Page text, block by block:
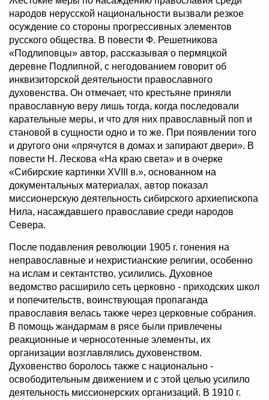
народов нерусской национальности вызвали резкое
осуждение со стороны прогрессивных элементов
русского общества. В повести Ф. Решетникова
«Подлиповцы» автор, рассказывая о пермяцкой
деревне Подлипной, с негодованием говорит об
инквизиторской деятельности православного
духовенства. Он отмечает, что крестьяне приняли
православную веру лишь тогда, когда последовали
карательные меры, и что для них православный поп и
становой в сущности одно и то же. При появлении того
и другого они «прячутся в домах и запирают двери». В
повести Н. Лескова «На краю света» и в очерке
«Сибирские картинки XVIII в.», основанном на
документальных материалах, автор показал
миссионерскую деятельность сибирского архиепископа
Нила, насаждавшего православие среди народов
Севера.
После подавления революции 1905 г. гонения на
неправославные и нехристианские религии, особенно
на ислам и сектантство, усилились. Духовное
ведомство расширило сеть церковно - приходских школ
и попечительств, воинствующая пропаганда
православия велась также через церковные собрания.
В помощь жандармам в рясе были привлечены
реакционные и черносотенные элементы, их
организации возглавлялись духовенством.
Духовенство боролось также с национально -
освободительным движением и с этой целью усилило
деятельность миссионерских организаций. В 1910 г.